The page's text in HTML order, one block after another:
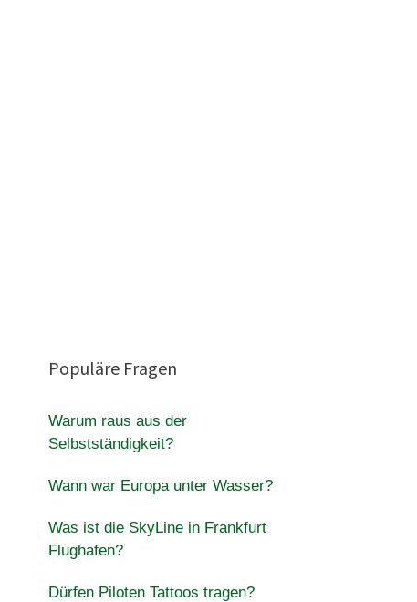
Populäre Fragen
Warum raus aus der
Selbstständigkeit?
Wann war Europa unter Wasser?
Was ist die SkyLine in Frankfurt
Flughafen?
Dürfen Piloten Tattoos tragen?